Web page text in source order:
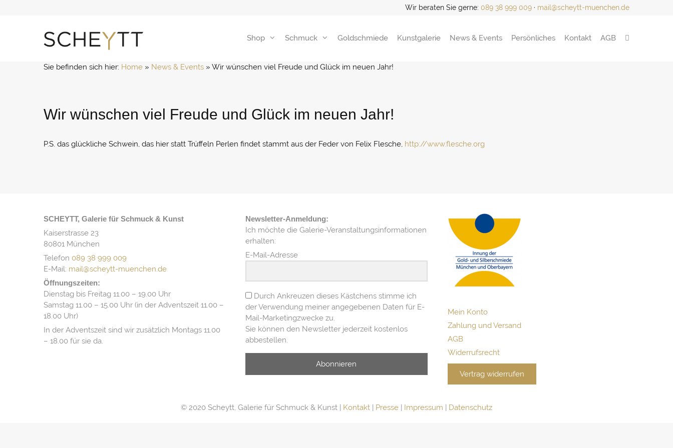
Wir beraten Sie gerne: 089 38 999 009 · mail@scheytt-muenchen.de
Shop Schmuck Goldschmiede Kunstgalerie News & Events Persönliches Kontakt AGB
Sie befinden sich hier: Home » News & Events » Wir wünschen viel Freude und Glück im neuen Jahr!
Wir wünschen viel Freude und Glück im neuen Jahr!
P.S. das glückliche Schwein, das hier statt Trüffeln Perlen findet stammt aus der Feder von Felix Flesche, http://www.flesche.org
SCHEYTT, Galerie für Schmuck & Kunst
Kaiserstrasse 23
80801 München
Telefon 089 38 999 009
E-Mail: mail@scheytt-muenchen.de
Öffnungszeiten:
Dienstag bis Freitag 11.00 – 19.00 Uhr
Samstag 11.00 – 15.00 Uhr (in der Adventszeit 11.00 –
18.00 Uhr)
In der Adventszeit sind wir zusätzlich Montags 11.00
– 18.00 für sie da.
Newsletter-Anmeldung:
Ich möchte die Galerie-Veranstaltungsinformationen
erhalten:
E-Mail-Adresse
Durch Ankreuzen dieses Kästchens stimme ich
der Verwendung meiner angegebenen Daten für E-
Mail-Marketingzwecke zu.
Sie können den Newsletter jederzeit kostenlos
abbestellen.
Abonnieren
Mein Konto
Zahlung und Versand
AGB
Widerrufsrecht
Vertrag widerrufen
© 2020 Scheytt, Galerie für Schmuck & Kunst | Kontakt | Presse | Impressum | Datenschutz